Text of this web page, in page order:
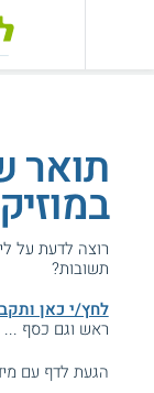
תואר
רוצה לדעת על
תשובות?
לחץ/י כאן
ראש וגם כסף ...
הגעת לדף עם